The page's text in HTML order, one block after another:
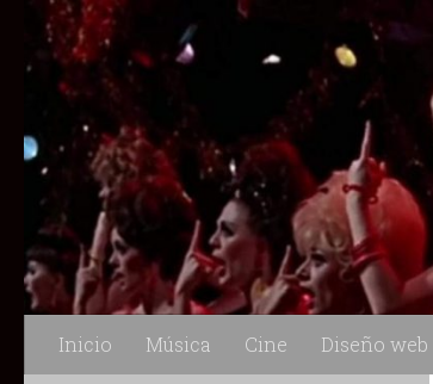
Saltar al contenido
Inicio Música Cine Diseño web